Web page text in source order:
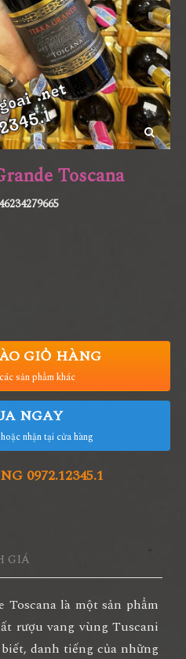
Toscana
GIỎ HÀNG
sản phẩm khác
NGAY
nhận tại cửa hàng
0972.12345.1
GIÁ
Toscanalà một sản phẩm
rượu vang vùng Tuscani
danh tiếng của những